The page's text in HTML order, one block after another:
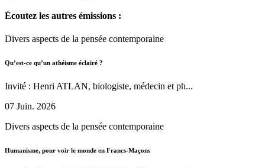
Écoutez les autres émissions :
Divers aspects de la pensée contemporaine
Qu’est-ce qu’un athéisme éclairé ?
Invité : Henri ATLAN, biologiste, médecin et ph...
07 Juin. 2026
Divers aspects de la pensée contemporaine
Humanisme, pour voir le monde en Francs-Maçons